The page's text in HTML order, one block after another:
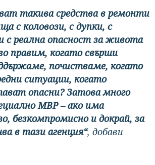
такива средства в ремонти
с коловози, с дупки, с
с реална опасност за живота
правим, когато свърши
почистваме, когато
ситуации, когато
опасни? Затова много
МВР – ако има
безкомпромисно и докрай, за
в тази агенция“, добави